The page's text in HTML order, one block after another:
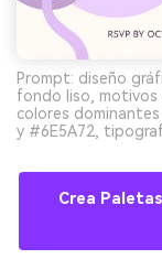
Prompt: diseño
fondo liso, motivos
colores dominantes
y #6E5A72,
Crea